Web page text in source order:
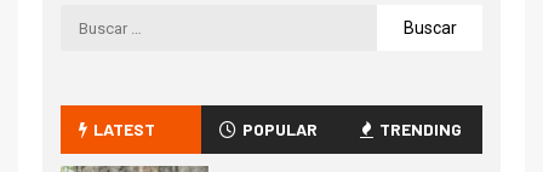
LATEST POPULAR TRENDING